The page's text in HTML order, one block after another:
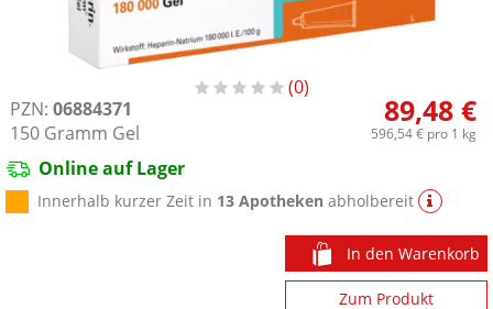
0
PZN: 06884371
150 Gramm Gel
89,48 €
596,54 €pro 1 kg
Online auf Lager
Innerhalb kurzer Zeit in 13 Apotheken abholbereit
In den Warenkorb
Zum Produkt